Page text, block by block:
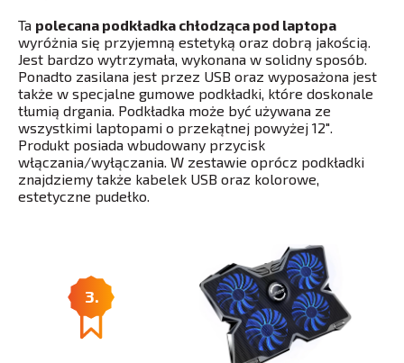
Ta polecana podkładka chłodząca pod laptopa
wyróżnia się przyjemną estetyką oraz dobrą jakością.
Jest bardzo wytrzymała, wykonana w solidny sposób.
Ponadto zasilana jest przez USB oraz wyposażona jest
także w specjalne gumowe podkładki, które doskonale
tłumią drgania. Podkładka może być używana ze
wszystkimi laptopami o przekątnej powyżej 12″.
Produkt posiada wbudowany przycisk
włączania/wyłączania. W zestawie oprócz podkładki
znajdziemy także kabelek USB oraz kolorowe,
estetyczne pudełko.
3.